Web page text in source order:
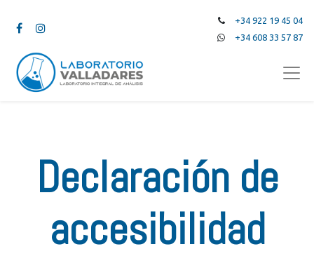
+34 922 19 45 04
+34 608 33 57 87
Declaración de
accesibilidad